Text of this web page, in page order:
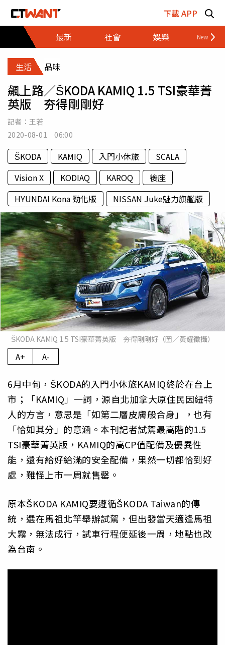
下載 APP
最新
社會 娛樂 財經
生活 品味
飆上路／ŠKODA KAMIQ 1.5 TSI豪華菁
英版 夯得剛剛好
記者： 王若
2020-08-01 06:00
ŠKODA KAMIQ 入門小休旅
SCALA
Vision X
KODIAQ KAROQ
後座
HYUNDAI Kona 勁化版
NISSAN Juke魅力旗艦版
ŠKODA KAMIQ 1.5 TSI豪華菁英版 夯得剛剛好（圖／黃耀徵攝）
A+ A-
6月中旬，ŠKODA的入門小休旅KAMIQ終於在台上
市；「KAMIQ」一詞，源自北加拿大原住民因紐特
人的方言，意思是「如第二層皮膚般合身」，也有
「恰如其分」的意涵。本刊記者試駕最高階的1.5
TSI豪華菁英版，KAMIQ的高CP值配備及優異性
能，還有給好給滿的安全配備，果然一切都恰到好
處，難怪上市一周就售罄。
原本ŠKODA KAMIQ要遵循ŠKODA Taiwan的傳
統，選在馬祖北竿舉辦試駕，但出發當天適逢馬祖
大霧，無法成行，試車行程便延後一周，地點也改
為台南。